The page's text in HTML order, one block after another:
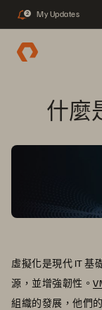
2 My Updates
什麼
虛擬化是現代 IT 基
源，並增強韌性。
組織的發展，他們